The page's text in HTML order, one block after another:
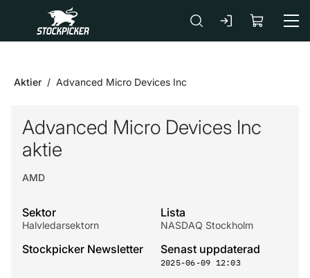
Gå till huvudinnehåll
Aktier Advanced Micro Devices Inc
Advanced Micro Devices Inc
aktie
AMD
Sektor
Halvledarsektorn
Lista
NASDAQ Stockholm
Stockpicker Newsletter Senast uppdaterad
2025-06-09 12:03